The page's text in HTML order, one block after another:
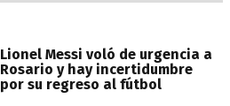
Lionel Messi voló de urgencia a
Rosario y hay incertidumbre
por su regreso al fútbol